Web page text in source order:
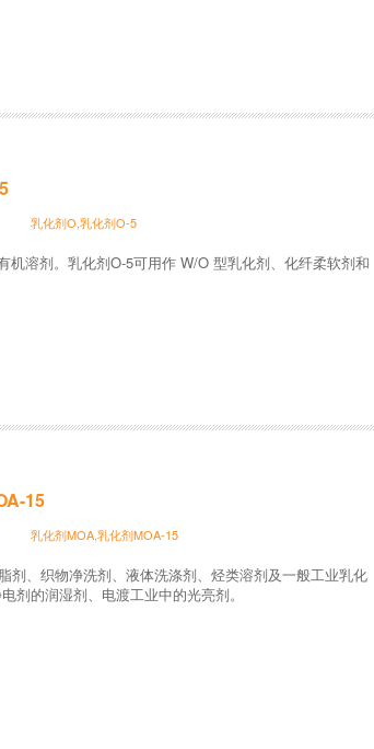
乳化剂O,乳化剂O-5
机溶剂。乳化剂O-5可用作 W/O 型乳化剂、化纤柔软剂和
15
乳化剂MOA,乳化剂MOA-15
剂、织物净洗剂、液体洗涤剂、烃类溶剂及一般工业乳化
剂的润湿剂、电渡工业中的光亮剂。